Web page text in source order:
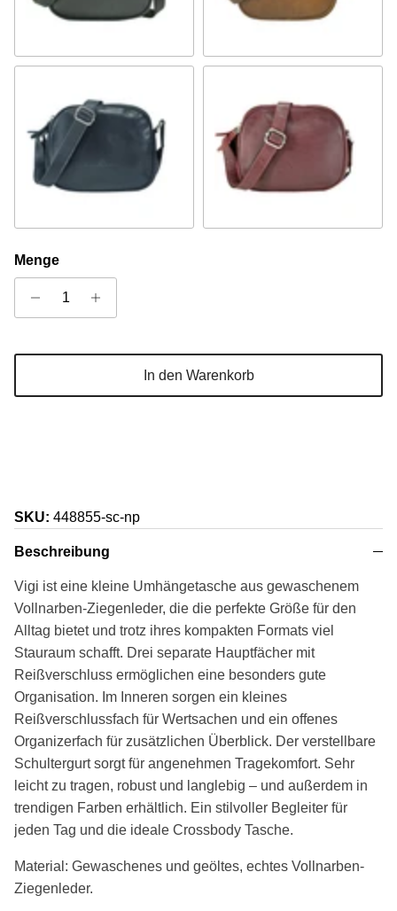
Navy Rot
Menge
In den Warenkorb
SKU: 448855-sc-np
Beschreibung
Vigi ist eine kleine Umhängetasche aus gewaschenem
Vollnarben-Ziegenleder, die die perfekte Größe für den
Alltag bietet und trotz ihres kompakten Formats viel
Stauraum schafft. Drei separate Hauptfächer mit
Reißverschluss ermöglichen eine besonders gute
Organisation. Im Inneren sorgen ein kleines
Reißverschlussfach für Wertsachen und ein offenes
Organizerfach für zusätzlichen Überblick. Der verstellbare
Schultergurt sorgt für angenehmen Tragekomfort. Sehr
leicht zu tragen, robust und langlebig – und außerdem in
trendigen Farben erhältlich. Ein stilvoller Begleiter für
jeden Tag und die ideale Crossbody Tasche.
Material: Gewaschenes und geöltes, echtes Vollnarben-
Ziegenleder.